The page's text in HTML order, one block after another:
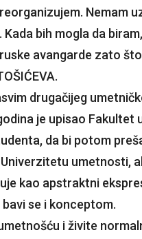
Nemam
bih mogla da
avangarde zato
drugačijeg
je upisao
da bi potom
umetnosti,
kao apstraktni
se i konceptom.
i živite